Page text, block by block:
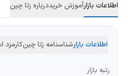
اطلاعات بازارآموزش خریددرباره زتا چین
اطلاعات بازارشناسنامه زتا چینکارمزد
رتبه بازار